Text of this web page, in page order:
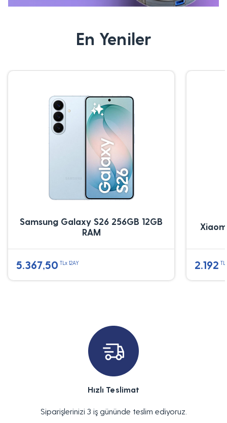
En Yeniler
Samsung Galaxy S26 256GB 12GB
RAM
5.367,50 TLx 12AY 2.192
Hızlı Teslimat
Siparişlerinizi 3 iş gününde teslim ediyoruz.